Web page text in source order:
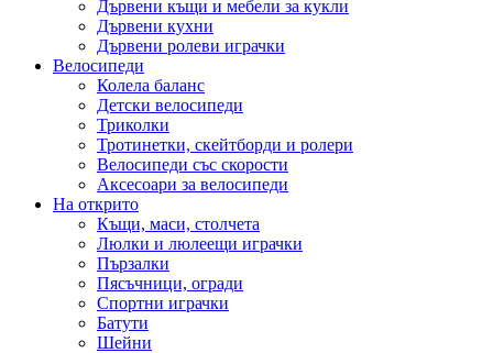
Дървени къщи и мебели за кукли
Дървени кухни
Дървени ролеви играчки
Велосипеди
Колела баланс
Детски велосипеди
Триколки
Тротинетки, скейтборди и ролери
Велосипеди със скорости
Аксесоари за велосипеди
На открито
Къщи, маси, столчета
Люлки и люлеещи играчки
Пързалки
Пясъчници, огради
Спортни играчки
Батути
Шейни